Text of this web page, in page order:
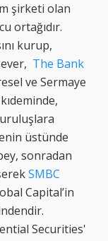
şirketi olan
ortağıdır.
kurup,
The Bank
ve Sermaye
üstünde
sonradan
SMBC
Capital’in
Securities'